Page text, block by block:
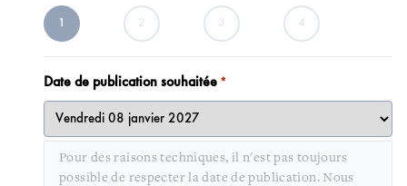
1 2 3 4
Date de publication souhaitée *
Pour des raisons techniques, il n'est pas toujours
possible de respecter la date de publication. Nous